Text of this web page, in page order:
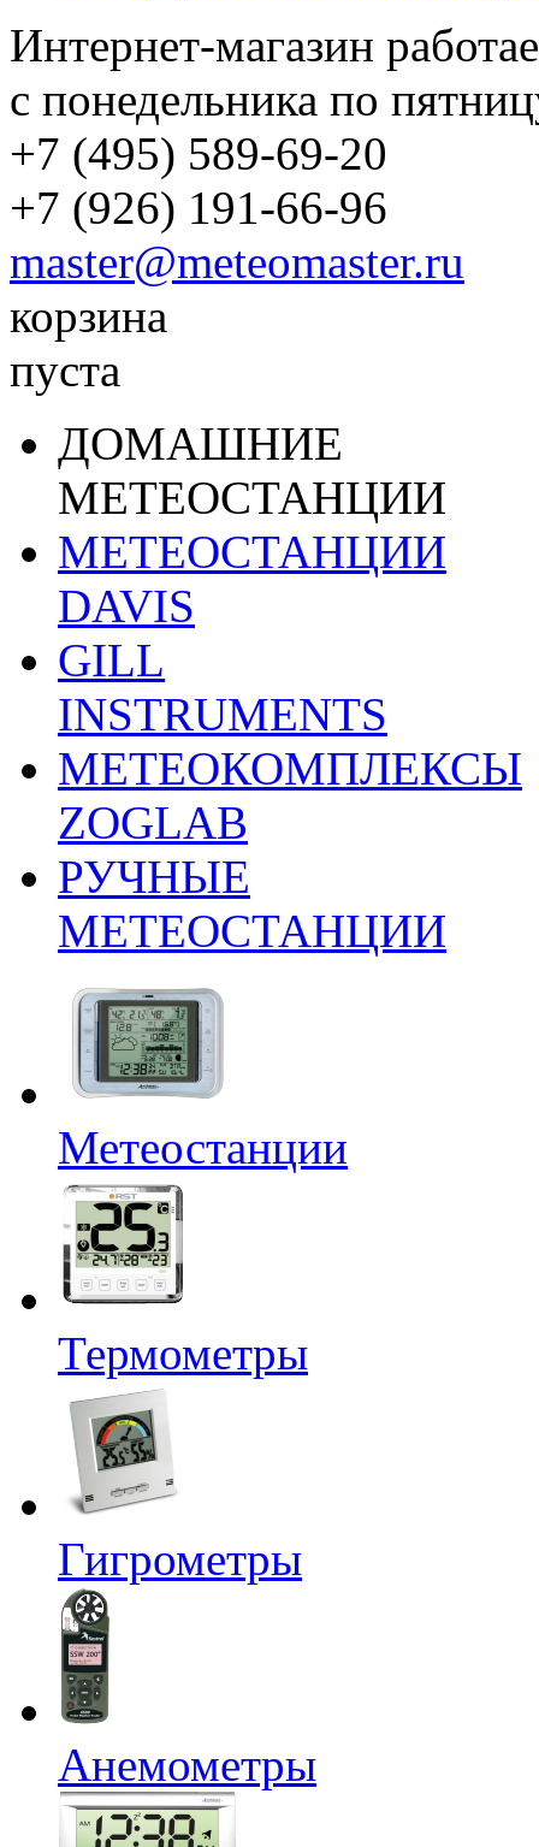
Интернет-магазин
с понедельника по
+7 (495) 589-69-20
+7 (926) 191-66-96
master@meteomaster.ru
корзина
пуста
ДОМАШНИЕ
МЕТЕОСТАНЦИИ
МЕТЕОСТАНЦИИ
DAVIS
GILL
INSTRUMENTS
МЕТЕОКОМПЛЕКСЫ
ZOGLAB
РУЧНЫЕ
МЕТЕОСТАНЦИИ
Метеостанции
Термометры
Гигрометры
Анемометры